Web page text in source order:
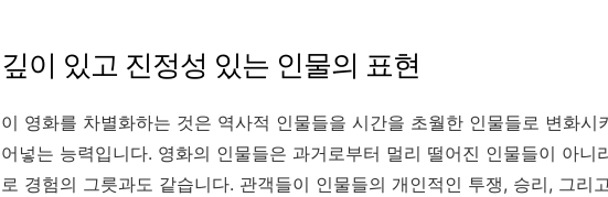
깊이 있고 진정성 있는 인물의 표현
이 영화를 차별화하는 것은 역사적 인물들을 시간을 초월한 인물들로 변화시
어넣는 능력입니다. 영화의 인물들은 과거로부터 멀리 떨어진 인물들이 아니
로 경험의 그릇과도 같습니다. 관객들이 인물들의 개인적인 투쟁, 승리, 그리